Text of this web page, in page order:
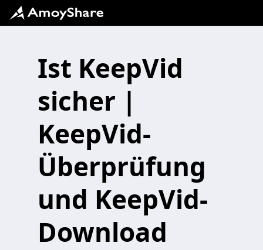
Ist KeepVid
sicher |
KeepVid-
Überprüfung
und KeepVid-
Download